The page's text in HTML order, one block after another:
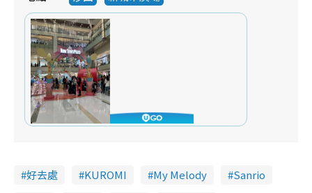
好去處 KUROMI My Melody
Sanrio